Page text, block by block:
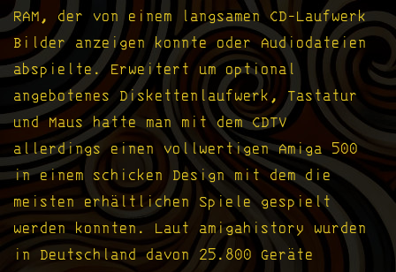
RAM, der von einem langsamen CD-Laufwerk
Bilder anzeigen konnte oder Audiodateien
abspielte. Erweitert um optional
angebotenes Diskettenlaufwerk, Tastatur
und Maus hatte man mit dem CDTV
allerdings einen vollwertigen Amiga 500
in einem schicken Design mit dem die
meisten erhältlichen Spiele gespielt
werden konnten. Laut amigahistory wurden
in Deutschland davon 25.800 Geräte